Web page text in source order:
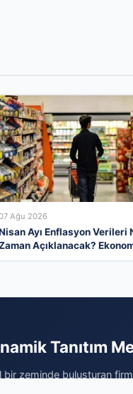
Ağu 2026
Ayı Enflasyon Verileri
Açıklanacak?
Tanıtım
zeminde buluşturan